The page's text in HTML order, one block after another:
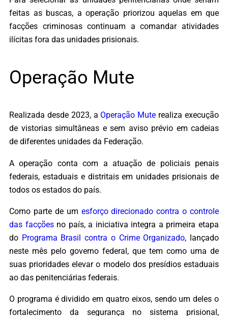
feitas as buscas, a operação priorizou aquelas em que
facções criminosas continuam a comandar atividades
ilícitas fora das unidades prisionais.
Operação Mute
Realizada desde 2023, a Operação Mute realiza execução
de vistorias simultâneas e sem aviso prévio em cadeias
de diferentes unidades da Federação.
A operação conta com a atuação de policiais penais
federais, estaduais e distritais em unidades prisionais de
todos os estados do país.
Como parte de um esforço direcionado contra o controle
das facçõesno país, a iniciativa integra a primeira etapa
do Programa Brasil contra o Crime Organizado, lançado
neste mês pelo governo federal, que tem como uma de
suas prioridades elevar o modelo dos presídios estaduais
ao das penitenciárias federais.
O programa é dividido em quatro eixos, sendo um deles o
fortalecimento da segurança no sistema prisional,